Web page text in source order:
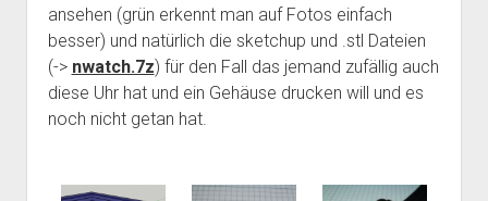
ansehen (grün erkennt man auf Fotos einfach
besser) und natürlich die sketchup und .stl Dateien
(-> nwatch.7z) für den Fall das jemand zufällig auch
diese Uhr hat und ein Gehäuse drucken will und es
noch nicht getan hat.